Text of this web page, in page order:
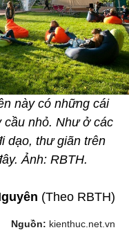
này có những cái
cầu nhỏ. Như ở các
dạo, thư giãn trên
Ảnh: RBTH.
(Theo RBTH)
Nguồn: kienthuc.net.vn